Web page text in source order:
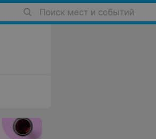
Поиск мест и событий